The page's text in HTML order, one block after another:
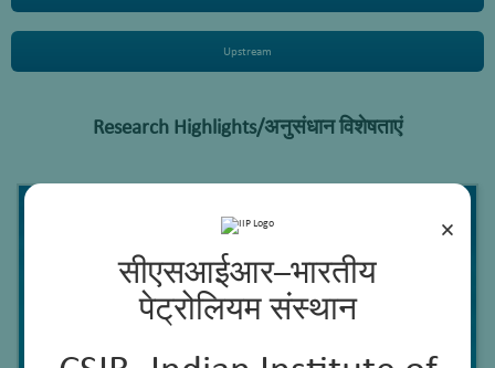
×
सीएसआईआर–भारतीय
पेट्रोलियम संस्थान
Upstream
Research Highlights/अनुसंधान विशेषताएं